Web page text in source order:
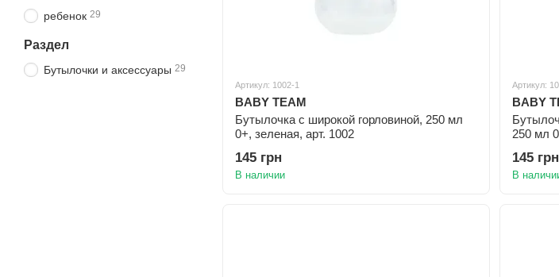
Артикул: 1002-1
BABY TEAM
Бутылочка с широкой горловиной, 250 мл
0+, зеленая, арт. 1002
145 грн
В наличии
Артикул:
BABY
250 мл
145 грн
В
ребенок 29
Раздел
Бутылочки и аксессуары 29